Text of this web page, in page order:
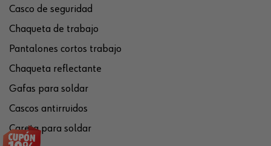
Casco de seguridad
Chaqueta de trabajo
Pantalones cortos trabajo
Chaqueta reflectante
Gafas para soldar
Cascos antirruidos
Careta para soldar